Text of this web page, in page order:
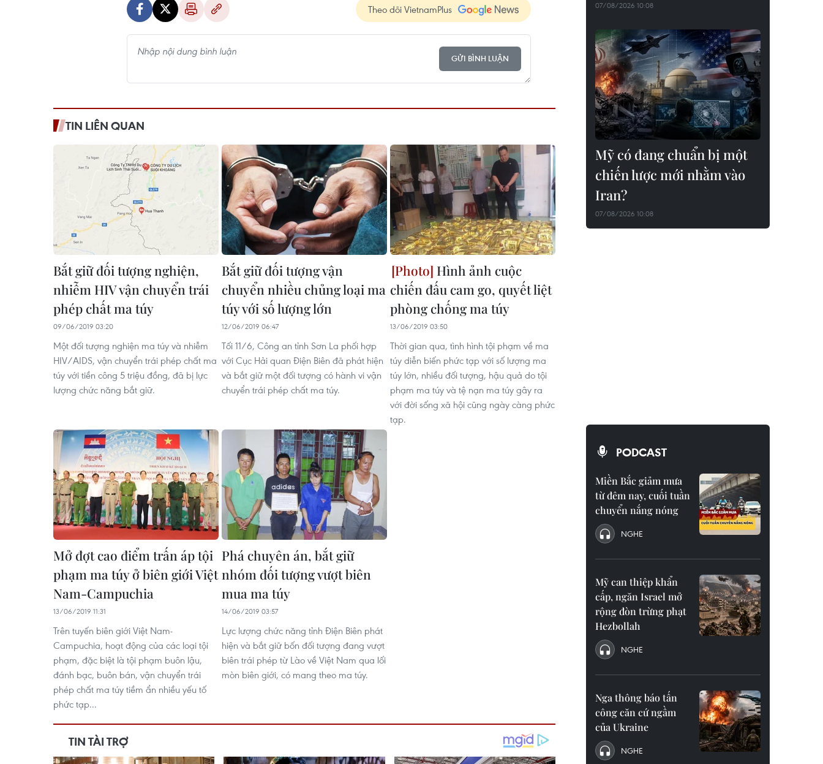
Theo dõi VietnamPlus
GỬI BÌNH LUẬN
TIN LIÊN QUAN
Bắt giữ đối tượng nghiện,
nhiễm HIV vận chuyển trái
phép chất ma túy
09/06/2019 03:20
Một đối tượng nghiện ma túy và nhiễm
HIV/AIDS, vận chuyển trái phép chất ma
túy với tiền công 5 triệu đồng, đã bị lực
lượng chức năng bắt giữ.
Bắt giữ đối tượng vận
chuyển nhiều chủng loại ma
túy với số lượng lớn
12/06/2019 06:47
Tối 11/6, Công an tỉnh Sơn La phối hợp
với Cục Hải quan Điện Biên đã phát hiện
và bắt giữ một đối tượng có hành vi vận
chuyển trái phép chất ma túy.
Hình ảnh cuộc
chiến đấu cam go, quyết liệt
phòng chống ma túy
13/06/2019 03:50
Thời gian qua, tình hình tội phạm về ma
túy diễn biến phức tạp với số lượng ma
túy lớn, nhiều đối tượng, hậu quả do tội
phạm ma túy và tệ nạn ma túy gây ra
với đời sống xã hội cũng ngày càng phức
tạp.
Mở đợt cao điểm trấn áp tội
phạm ma túy ở biên giới Việt
Nam-Campuchia
13/06/2019 11:31
Trên tuyến biên giới Việt Nam-
Campuchia, hoạt động của các loại tội
phạm, đặc biệt là tội phạm buôn lậu,
đánh bạc, buôn bán, vận chuyển trái
phép chất ma túy tiềm ẩn nhiều yếu tố
phức tạp...
Phá chuyên án, bắt giữ
nhóm đối tượng vượt biên
mua ma túy
14/06/2019 03:57
Lực lượng chức năng tỉnh Điện Biên phát
hiện và bắt giữ bốn đối tượng đang vượt
biên trái phép từ Lào về Việt Nam qua lối
mòn biên giới, có mang theo ma túy.
07/08/2026 10:08
Mỹ có đang chuẩn bị một
chiến lược mới nhằm vào
Iran?
07/08/2026 10:08
PODCAST
Miền Bắc giảm mưa
từ đêm nay, cuối tuần
chuyển nắng nóng
NGHE
Mỹ can thiệp khẩn
cấp, ngăn Israel mở
rộng đòn trừng phạt
Hezbollah
NGHE
Nga thông báo tấn
công căn cứ ngầm
của Ukraine
NGHE